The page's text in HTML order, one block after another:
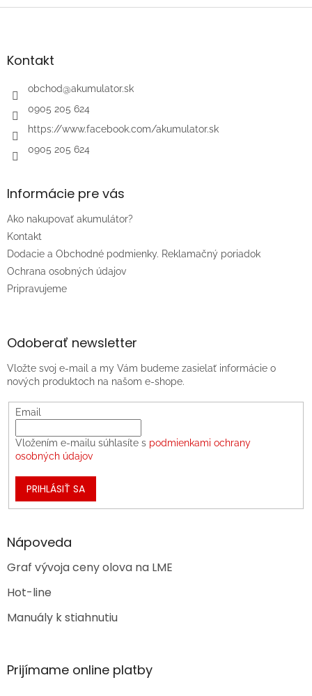
Z
äKontakt
obchod@akumulator.sk
0905 205 624
https://www.facebook.com/akumulator.sk
0905 205 624
Informácie pre vás
Ako nakupovať akumulátor?
Kontakt
Dodacie a Obchodné podmienky. Reklamačný poriadok
Ochrana osobných údajov
Pripravujeme
Odoberať newsletter
Vložte svoj e-mail a my Vám budeme zasielať informácie o
nových produktoch na našom e-shope.
Email
Vložením e-mailu súhlasíte s podmienkami ochrany
osobných údajov
PRIHLÁSIŤ SA
Nápoveda
Graf vývoja ceny olova na LME
Hot-line
Manuály k stiahnutiu
Prijímame online platby